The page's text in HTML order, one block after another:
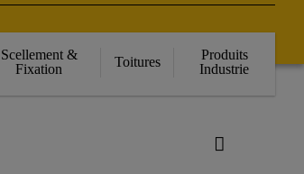
Scellement &
Fixation
Toitures
Produits
Industrie